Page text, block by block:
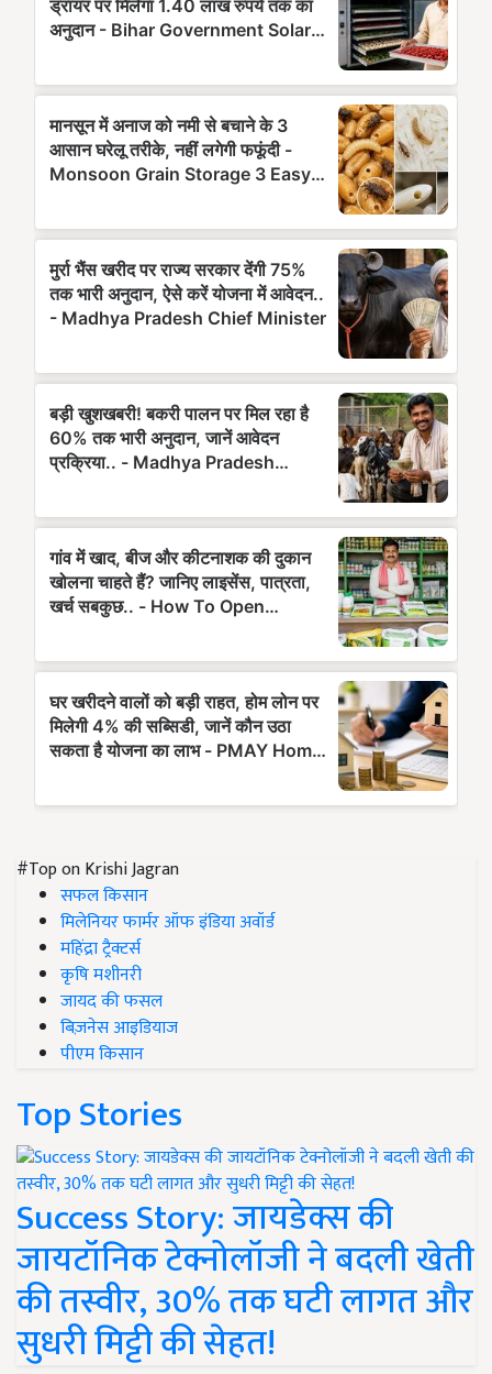
#Top on Krishi Jagran
सफल किसान
मिलेनियर फार्मर ऑफ इंडिया अवॉर्ड
महिंद्रा ट्रैक्टर्स
कृषि मशीनरी
जायद की फसल
बिज़नेस आइडियाज
पीएम किसान
Top Stories
Success Story: जायडेक्स की
जायटॉनिक टेक्नोलॉजी ने बदली खेती
की तस्वीर, 30% तक घटी लागत और
सुधरी मिट्टी की सेहत!